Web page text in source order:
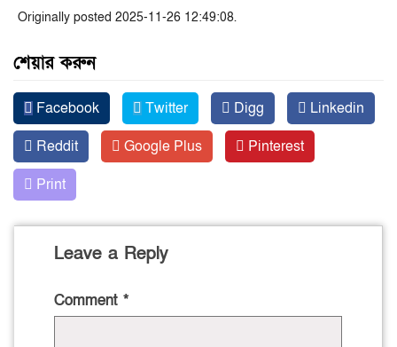
Originally posted 2025-11-26 12:49:08.
শেয়ার করুন
Facebook Twitter Digg
Linkedin
Reddit
Google Plus
Pinterest
Print
Leave a Reply
Comment *